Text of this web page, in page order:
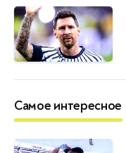
Самое интересное